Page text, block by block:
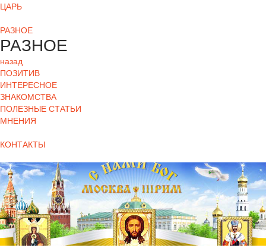
ЦАРЬ
РАЗНОЕ
РАЗНОЕ
назад
ПОЗИТИВ
ИНТЕРЕСНОЕ
ЗНАКОМСТВА
ПОЛЕЗНЫЕ СТАТЬИ
МНЕНИЯ
КОНТАКТЫ